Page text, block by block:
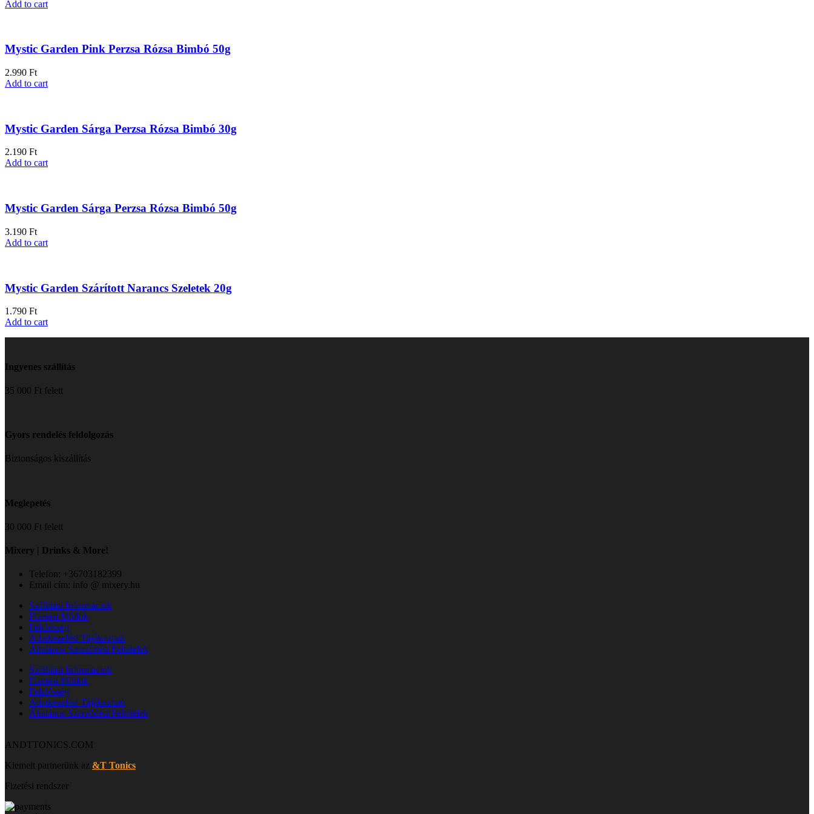
Add to cart
Mystic Garden Pink Perzsa Rózsa Bimbó 50g
2.990 Ft
Add to cart
Mystic Garden Sárga Perzsa Rózsa Bimbó 30g
2.190 Ft
Add to cart
Mystic Garden Sárga Perzsa Rózsa Bimbó 50g
3.190 Ft
Add to cart
Mystic Garden Szárított Narancs Szeletek 20g
1.790 Ft
Add to cart
Ingyenes szállítás
35 000 Ft felett
Gyors rendelés feldolgozás
Biztonságos kiszállítás
Meglepetés
30 000 Ft felett
Mixery | Drinks & More!
Telefon: +36703182399
Email cím: info @ mixery.hu
Szállítási Információk
Fizetési Módok
Felelősség
Adatkezelési Tájékoztató
Általános Szerződési Feltételek
Szállítási Információk
Fizetési Módok
Felelősség
Adatkezelési Tájékoztató
Általános Szerződési Feltételek
ANDTTONICS.COM
Kiemelt partnerünk az &T Tonics
Fizetési rendszer